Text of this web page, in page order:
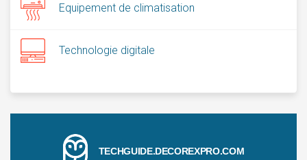
Equipement de climatisation
Technologie digitale
TECHGUIDE.DECOREXPRO.COM